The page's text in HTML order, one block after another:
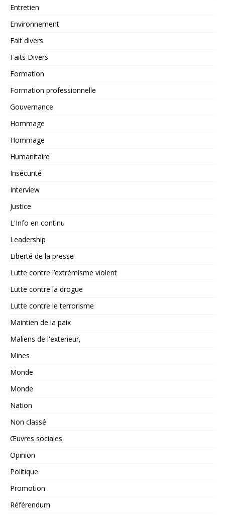
Entretien
Environnement
Fait divers
Faits Divers
Formation
Formation professionnelle
Gouvernance
Hommage
Hommage
Humanitaire
Insécurité
Interview
Justice
L'Info en continu
Leadership
Liberté de la presse
Lutte contre l’extrémisme violent
Lutte contre la drogue
Lutte contre le terrorisme
Maintien de la paix
Maliens de l'exterieur,
Mines
Monde
Monde
Nation
Non classé
Œuvres sociales
Opinion
Politique
Promotion
Référendum